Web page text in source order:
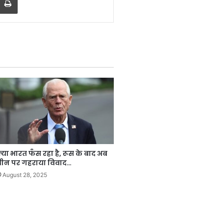
भारत फँस रहा है, रूस के बाद अब
पर गहराया विवाद…
August 28, 2025